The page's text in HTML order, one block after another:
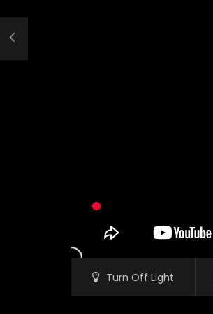
Turn Off Light